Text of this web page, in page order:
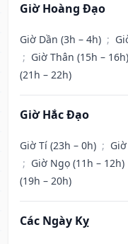
Giờ Hoàng Đạo
Giờ Dần (3h – 4h) ;
; Giờ Thân (15h – 16h)
(21h – 22h)
Giờ Hắc Đạo
Giờ Tí (23h – 0h) ;
; Giờ Ngọ (11h – 12h)
(19h – 20h)
Các Ngày Kỵ